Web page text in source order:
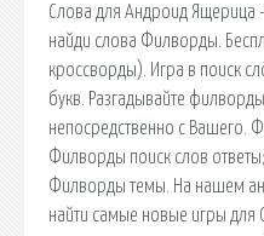
Слова для Андроид Ящерица
найди слова Филворды.
кроссворды). Игра в поиск
букв. Разгадывайте
непосредственно с Вашего.
Филворды поиск слов
Филворды темы. На нашем
найти самые новые игры для